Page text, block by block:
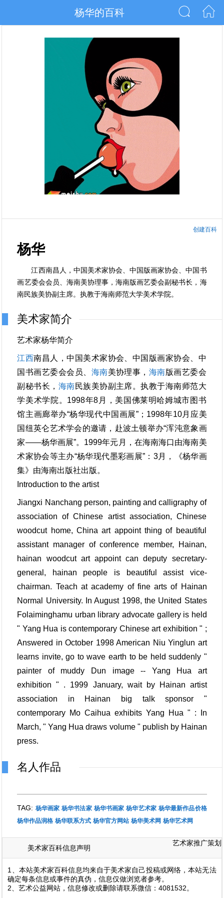
杨华的百科
创建百科
杨华
江西南昌人，中国美术家协会、中国版画家协会、中国书
画艺委会会员、海南美协理事，海南版画艺委会副秘书长，海
南民族美协副主席。执教于海南师范大学美术学院。
美术家简介
艺术家杨华简介
江西南昌人，中国美术家协会、中国版画家协会、中
国书画艺委会会员、 海南美协理事， 海南版画艺委会
副秘书长， 海南民族美协副主席。执教于海南师范大
学美术学院。1998年8月，美国佛莱明哈姆城市图书
馆主画廊举办“杨华现代中国画展”；1998年10月应美
国纽英仑艺术学会的邀请，赴波土顿举办“浑沌意象画
家——杨华画展”。1999年元月，在海南海口由海南美
术家协会等主办“杨华现代墨彩画展”：3月，《杨华画
集》由海南出版社出版。
Introduction to the artist
Jiangxi Nanchang person, painting and calligraphy of
association of Chinese artist association, Chinese
woodcut home, China art appoint thing of beautiful
assistant manager of conference member, Hainan,
hainan woodcut art appoint can deputy secretary-
general, hainan people is beautiful assist vice-
chairman. Teach at academy of fine arts of Hainan
Normal University. In August 1998, the United States
Folaiminghamu urban library advocate gallery is held
" Yang Hua is contemporary Chinese art exhibition " ;
Answered in October 1998 American Niu Yinglun art
learns invite, go to wave earth to be held suddenly "
painter of muddy Dun image -- Yang Hua art
exhibition " . 1999 January, wait by Hainan artist
association in Hainan big talk sponsor "
contemporary Mo Caihua exhibits Yang Hua " : In
March, " Yang Hua draws volume " publish by Hainan
press.
名人作品
TAG: 杨华画家 杨华书法家 杨华书画家 杨华艺术家 杨华最新作品价格
杨华作品润格 杨华联系方式 杨华官方网站 杨华美术网 杨华艺术网
美术家百科信息声明
艺术家推广策划
1、本站美术家百科信息均来自于美术家自己投稿或网络，本站无法
确定每条信息或事件的真伪，信息仅做浏览者参考。
2、艺术公益网站，信息修改或删除请联系微信：4081532。